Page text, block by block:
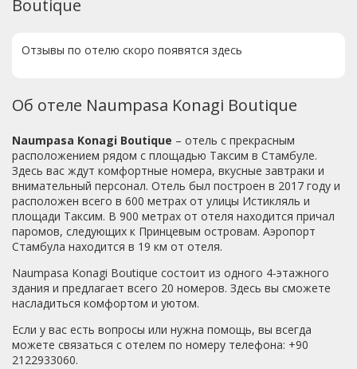
Boutique
Отзывы по отелю скоро появятся здесь
Об отеле Naumpasa Konagi Boutique
Naumpasa Konagi Boutique – отель с прекрасным
расположением рядом с площадью Таксим в Стамбуле.
Здесь вас ждут комфортные номера, вкусные завтраки и
внимательный персонал. Отель был построен в 2017 году и
расположен всего в 600 метрах от улицы Истикляль и
площади Таксим. В 900 метрах от отеля находится причал
паромов, следующих к Принцевым островам. Аэропорт
Стамбула находится в 19 км от отеля.
Naumpasa Konagi Boutique состоит из одного 4-этажного
здания и предлагает всего 20 номеров. Здесь вы сможете
насладиться комфортом и уютом.
Если у вас есть вопросы или нужна помощь, вы всегда
можете связаться с отелем по номеру телефона: +90
2122933060.